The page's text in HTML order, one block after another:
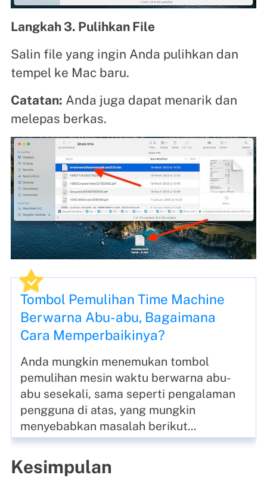
Langkah 3. Pulihkan File
Salin file yang ingin Anda pulihkan dan
tempel ke Mac baru.
Catatan: Anda juga dapat menarik dan
melepas berkas.
Tombol Pemulihan Time Machine
Berwarna Abu-abu, Bagaimana
Cara Memperbaikinya?
Anda mungkin menemukan tombol
pemulihan mesin waktu berwarna abu-
abu sesekali, sama seperti pengalaman
pengguna di atas, yang mungkin
menyebabkan masalah berikut...
Kesimpulan